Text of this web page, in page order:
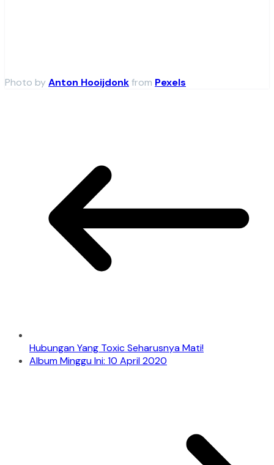
Photo byAnton Hooijdonkfrom Pexels
Hubungan Yang Toxic Seharusnya Mati!
Album Minggu Ini: 10 April 2020